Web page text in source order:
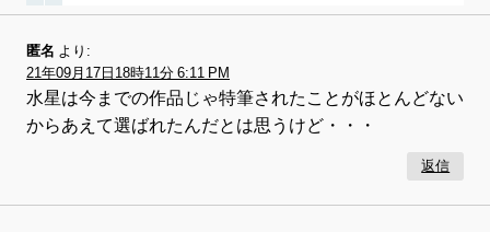
匿名 より:
21年09月17日18時11分 6:11 PM
水星は今までの作品じゃ特筆されたことがほとんどない
からあえて選ばれたんだとは思うけど・・・
返信